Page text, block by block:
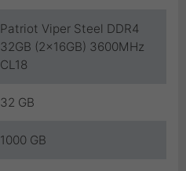
Patriot Viper Steel DDR4
32GB (2x16GB) 3600MHz
CL18
32 GB
1000 GB